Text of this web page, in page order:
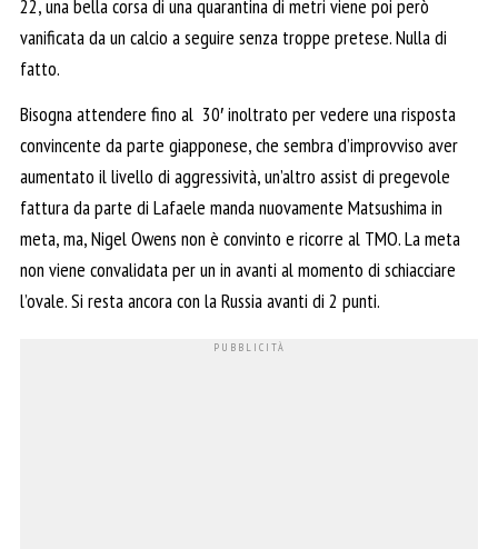
22, una bella corsa di una quarantina di metri viene poi però
vanificata da un calcio a seguire senza troppe pretese. Nulla di
fatto.
Bisogna attendere fino al 30′ inoltrato per vedere una risposta
convincente da parte giapponese, che sembra d’improvviso aver
aumentato il livello di aggressività, un’altro assist di pregevole
fattura da parte di Lafaele manda nuovamente Matsushima in
meta, ma, Nigel Owens non è convinto e ricorre al TMO. La meta
non viene convalidata per un in avanti al momento di schiacciare
l’ovale. Si resta ancora con la Russia avanti di 2 punti.